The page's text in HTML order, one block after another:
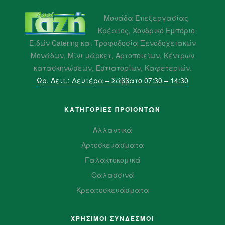
Μονάδα Επεξεργασίας
Κρέατος, Χονδρικό Εμπόριο
Ειδών Catering και Τροφοδοσία Ξενοδοχειακών
Μονάδων, Μίνι μάρκετ, Αρτοποιείων, Κέντρων
κατασκηνώσεων, Εστιατορίων, Καφετεριών.
Ωρ. Λειτ.: Δευτέρα – Σάββατο 07:30 – 14:30
ΚΑΤΗΓΟΡΙΕΣ ΠΡΟΪΌΝΤΩΝ
Αλλαντικά
Αρτοσκευάσματα
Γαλακτοκομικά
Θαλασσινά
Κρεατοσκευάσματα
ΧΡΗΣΙΜΟΙ ΣΥΝΔΕΣΜΟΙ